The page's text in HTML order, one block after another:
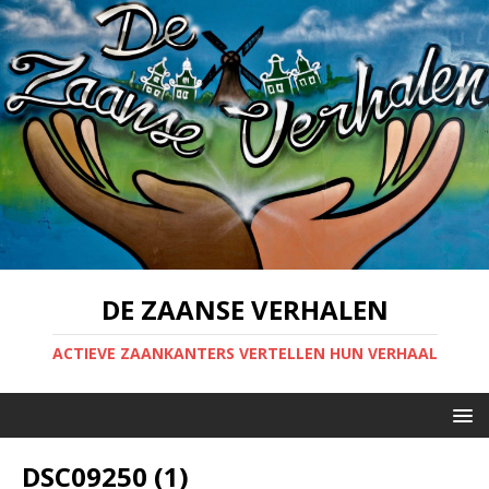
DE ZAANSE VERHALEN
ACTIEVE ZAANKANTERS VERTELLEN HUN VERHAAL
DSC09250 (1)